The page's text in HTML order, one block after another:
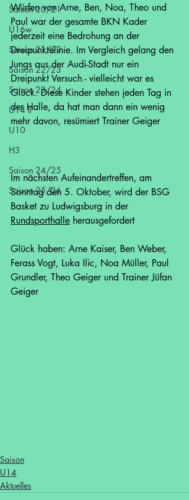
Saison 20/21
U16w
Saison 21/22
Saison 22/23
Saison 23/24
U14 II
U10
H3
Saison 24/25
Saison 25/26
Würfen von Arne, Ben, Noa, Theo und
Paul war der gesamte BKN Kader
jederzeit eine Bedrohung an der
Dreipunktelinie. Im Vergleich gelang den
Jungs aus der Audi-Stadt nur ein
Dreipunkt Versuch - vielleicht war es
Glück. Diese Kinder stehen jeden Tag in
der Halle, da hat man dann ein wenig
mehr davon, resümiert Trainer Geiger
Im nächsten Aufeinandertreffen, am
Sonntag den 5. Oktober, wird der BSG
Basket zu Ludwigsburg in der
Rundsporthalle herausgefordert
Glück haben: Arne Kaiser, Ben Weber,
Ferass Vogt, Luka Ilic, Noa Müller, Paul
Grundler, Theo Geiger und Trainer Jüfan
Geiger
Saison
U14
Aktuelles